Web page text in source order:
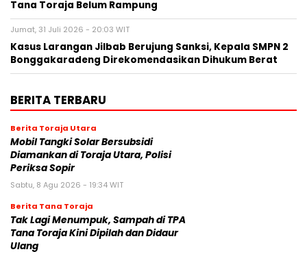
Tana Toraja Belum Rampung
Jumat, 31 Juli 2026 - 20:03 WIT
Kasus Larangan Jilbab Berujung Sanksi, Kepala SMPN 2
Bonggakaradeng Direkomendasikan Dihukum Berat
BERITA TERBARU
Berita Toraja Utara
Mobil Tangki Solar Bersubsidi
Diamankan di Toraja Utara, Polisi
Periksa Sopir
Sabtu, 8 Agu 2026 - 19:34 WIT
Berita Tana Toraja
Tak Lagi Menumpuk, Sampah di TPA
Tana Toraja Kini Dipilah dan Didaur
Ulang